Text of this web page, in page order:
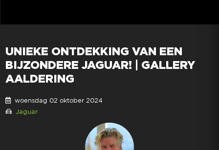
UNIEKE ONTDEKKING VAN EEN
BIJZONDERE JAGUAR! | GALLERY
AALDERING
woensdag 02 oktober 2024
Jaguar